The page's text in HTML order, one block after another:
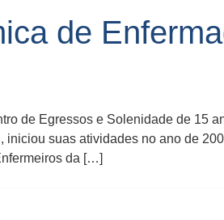
de
de Egressos e Solenidade de 15
suas atividades no ano de
da […]